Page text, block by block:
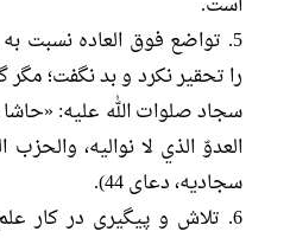
5. تواضع فوق العاده نسبت
را تحقیر نکرد و بد نگفت؛ مگر
سجاد صلوات الله علیه:
العدوّ الذي لا نوالیه،
سجادیه، دعای 44).
6. تلاش و پیگیری در کار